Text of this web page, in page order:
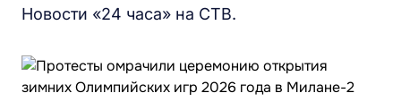
Новости «24 часа» на СТВ.